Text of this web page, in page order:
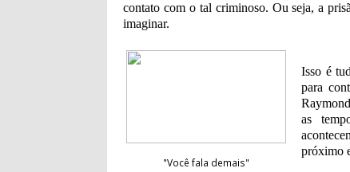
contato com o tal criminoso. Ou seja, a
imaginar.
"Você fala demais"
Isso é
para
as
próximo